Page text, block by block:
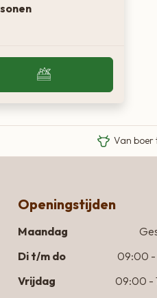
Van boer
Openingstijden
Maandag
Di t/m do
09:00 -
Vrijdag
09:00 -